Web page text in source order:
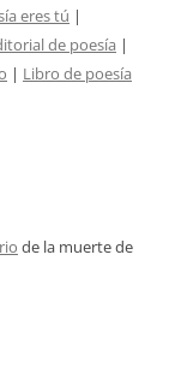
eres tú |
de poesía |
| Libro de poesía
de la muerte de